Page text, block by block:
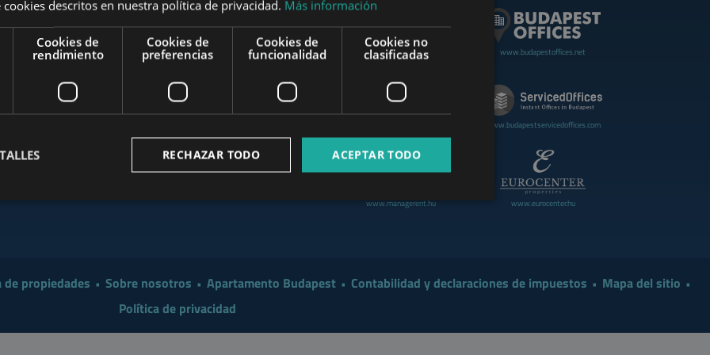
the End of August
in 2026?
Make Sense to Hire a
www.mybudapesthome.com
www.budapestluxuryapartments.hu
www.budapestoffices.net
www.budapestservicedoffices.com
www.managerent.hu
www.eurocenter.hu
de propiedades Sobre nosotros Apartamento Budapest Contabilidad y declaraciones de impuestos
Mapa del sitio
Política de privacidad
FRENCH
ARABIC
descritos en nuestra política de privacidad. Más información
Cookies de
rendimiento
Cookies de
preferencias
Cookies de
funcionalidad
Cookies no
clasificadas
ACEPTAR TODO
RECHAZAR TODO